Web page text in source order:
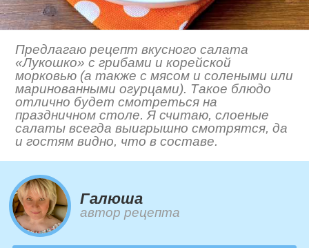
Предлагаю рецепт вкусного салата
«Лукошко» с грибами и корейской
морковью (а также с мясом и солеными или
маринованными огурцами). Такое блюдо
отлично будет смотреться на
праздничном столе. Я считаю, слоеные
салаты всегда выигрышно смотрятся, да
и гостям видно, что в составе.
Галюша
автор рецепта